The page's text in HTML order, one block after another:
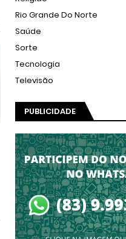
Rio Grande Do Norte
Saúde
Sorte
Tecnologia
Televisão
PUBLICIDADE